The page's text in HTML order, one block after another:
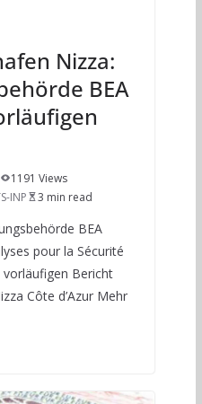
Nizza:
BEA
1191 Views
INP 3 min read
BEA
pour la Sécurité
vorläufigen Bericht
Côte d’Azur Mehr